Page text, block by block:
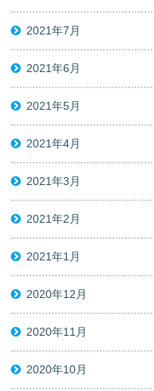
2021年7月
2021年6月
2021年5月
2021年4月
2021年3月
2021年2月
2021年1月
2020年12月
2020年11月
2020年10月